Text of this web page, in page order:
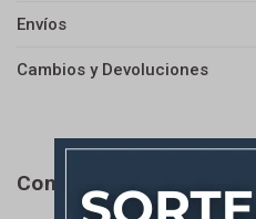
Envíos
Cambios y Devoluciones
Completá tu compra